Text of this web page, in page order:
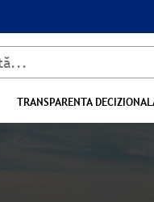
TRANSPARENTA